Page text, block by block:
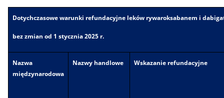
Dotychczasowe warunki refundacyjne leków rywaroksabanem i
bez zmian od 1 stycznia 2025 r.
Nazwa
międzynarodowa
Nazwy handlowe Wskazanie refundacyjne